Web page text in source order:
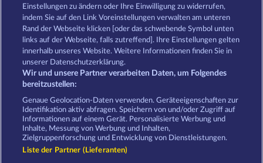
AGB Datenschutz Impressum
Unternehmensseite
Affiliate-Programm
Widerruf einreichen
Einstellungen zu ändern oder Ihre Einwilligung zu widerrufen,
indem Sie auf den Link Voreinstellungen verwalten am unteren
Rand der Webseite klicken [oder das schwebende Symbol unten
links auf der Webseite, falls zutreffend]. Ihre Einstellungen gelten
innerhalb unseres Website. Weitere Informationen finden Sie in
unserer Datenschutzerklärung.
Wir und unsere Partner verarbeiten Daten, um Folgendes
bereitzustellen:
Genaue Geolocation-Daten verwenden. Geräteeigenschaften zur
Identifikation aktiv abfragen. Speichern von und/oder Zugriff auf
Informationen auf einem Gerät. Personalisierte Werbung und
Inhalte, Messung von Werbung und Inhalten,
Zielgruppenforschung und Entwicklung von Dienstleistungen.
Liste der Partner (Lieferanten)